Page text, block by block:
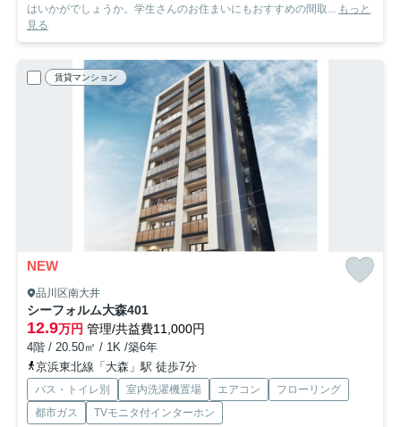
はいかがでしょうか。学生さんのお住まいにもおすすめの間取...
もっと
見る
賃貸マンション
NEW
品川区南大井
シーフォルム大森401
12.9万円 管理/共益費11,000円
4階 / 20.50㎡ / 1K /築6年
京浜東北線「大森」駅 徒歩7分
バス・トイレ別 室内洗濯機置場 エアコン
フローリング
都市ガス
TVモニタ付インターホン